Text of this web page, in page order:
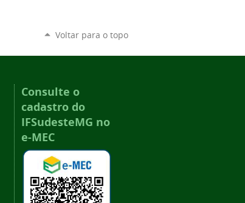
Voltar para o topo
Consulte o
cadastro do
IFSudesteMG no
e-MEC